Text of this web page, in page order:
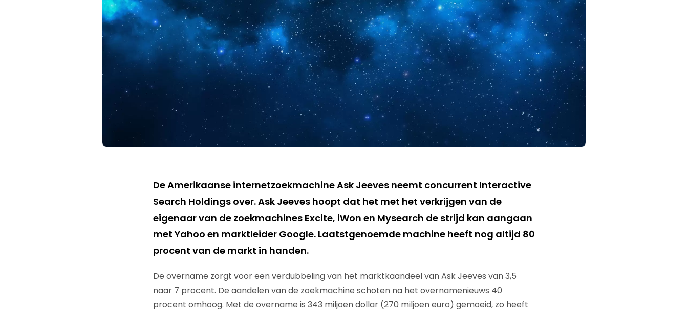
De Amerikaanse internetzoekmachine Ask Jeeves neemt concurrent Interactive
Search Holdings over. Ask Jeeves hoopt dat het met het verkrijgen van de
eigenaar van de zoekmachines Excite, iWon en Mysearch de strijd kan aangaan
met Yahoo en marktleider Google. Laatstgenoemde machine heeft nog altijd 80
procent van de markt in handen.
De overname zorgt voor een verdubbeling van het marktkaandeel van Ask Jeeves van 3,5
naar 7 procent. De aandelen van de zoekmachine schoten na het overnamenieuws 40
procent omhoog. Met de overname is 343 miljoen dollar (270 miljoen euro) gemoeid, zo heeft